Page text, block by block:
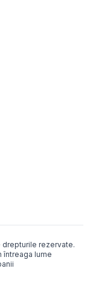
rezervate.
întreaga lume